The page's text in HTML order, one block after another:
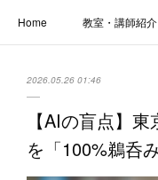
Home 教室・講師紹介
2026.05.26 01:46
【AIの盲点】
を「100%鵜呑